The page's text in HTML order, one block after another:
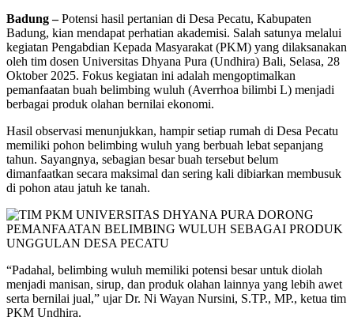
Badung –Potensi hasil pertanian di Desa Pecatu, Kabupaten
Badung, kian mendapat perhatian akademisi. Salah satunya melalui
kegiatan Pengabdian Kepada Masyarakat (PKM) yang dilaksanakan
oleh tim dosen Universitas Dhyana Pura (Undhira) Bali, Selasa, 28
Oktober 2025. Fokus kegiatan ini adalah mengoptimalkan
pemanfaatan buah belimbing wuluh (Averrhoa bilimbi L) menjadi
berbagai produk olahan bernilai ekonomi.
Hasil observasi menunjukkan, hampir setiap rumah di Desa Pecatu
memiliki pohon belimbing wuluh yang berbuah lebat sepanjang
tahun. Sayangnya, sebagian besar buah tersebut belum
dimanfaatkan secara maksimal dan sering kali dibiarkan membusuk
di pohon atau jatuh ke tanah.
“Padahal, belimbing wuluh memiliki potensi besar untuk diolah
menjadi manisan, sirup, dan produk olahan lainnya yang lebih awet
serta bernilai jual,” ujar Dr. Ni Wayan Nursini, S.TP., MP., ketua tim
PKM Undhira.